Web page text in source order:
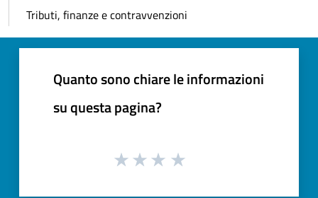
Tributi, finanze e contravvenzioni
Quanto sono chiare le informazioni
su questa pagina?